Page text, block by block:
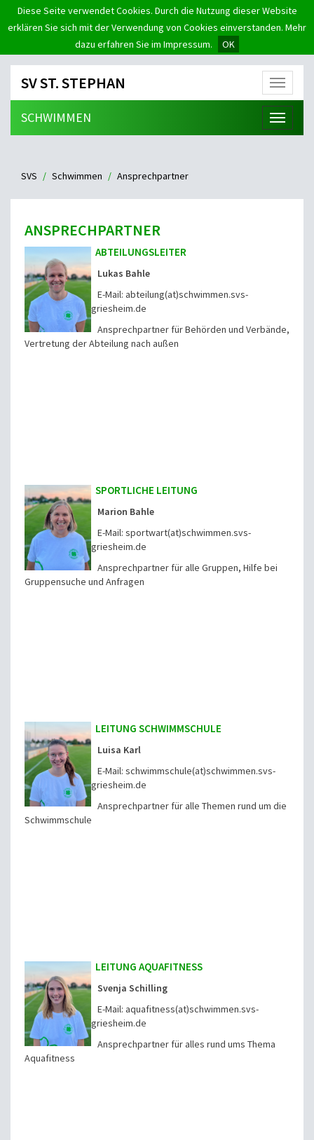
Diese Seite verwendet Cookies. Durch die Nutzung dieser Website
erklären Sie sich mit der Verwendung von Cookies einverstanden. Mehr
dazu erfahren Sie im Impressum.
OK
Menü
SV ST. STEPHAN
Menü
SCHWIMMEN
SVS Schwimmen Ansprechpartner
ANSPRECHPARTNER
ABTEILUNGSLEITER
Lukas Bahle
E-Mail: abteilung(at)schwimmen.svs-
griesheim.de
Ansprechpartner für Behörden und Verbände,
Vertretung der Abteilung nach außen
SPORTLICHE LEITUNG
Marion Bahle
E-Mail: sportwart(at)schwimmen.svs-
griesheim.de
Ansprechpartner für alle Gruppen, Hilfe bei
Gruppensuche und Anfragen
LEITUNG SCHWIMMSCHULE
Luisa Karl
E-Mail: schwimmschule(at)schwimmen.svs-
griesheim.de
Ansprechpartner für alle Themen rund um die
Schwimmschule
LEITUNG AQUAFITNESS
Svenja Schilling
E-Mail: aquafitness(at)schwimmen.svs-
griesheim.de
Ansprechpartner für alles rund ums Thema
Aquafitness